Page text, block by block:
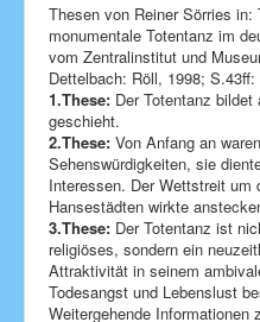
Thesen von Reiner Sörries
monumentale Totentanz im
vom Zentralinstitut und
Dettelbach: Röll, 1998; S.43ff:
1.These: Der Totentanz
geschieht.
2.These: Von Anfang an
Sehenswürdigkeiten, sie
Interessen. Der Wettstreit um
Hansestädten wirkte
3.These: Der Totentanz ist
religiöses, sondern ein
Attraktivität in seinem
Todesangst und Lebenslust
Weitergehende Informationen